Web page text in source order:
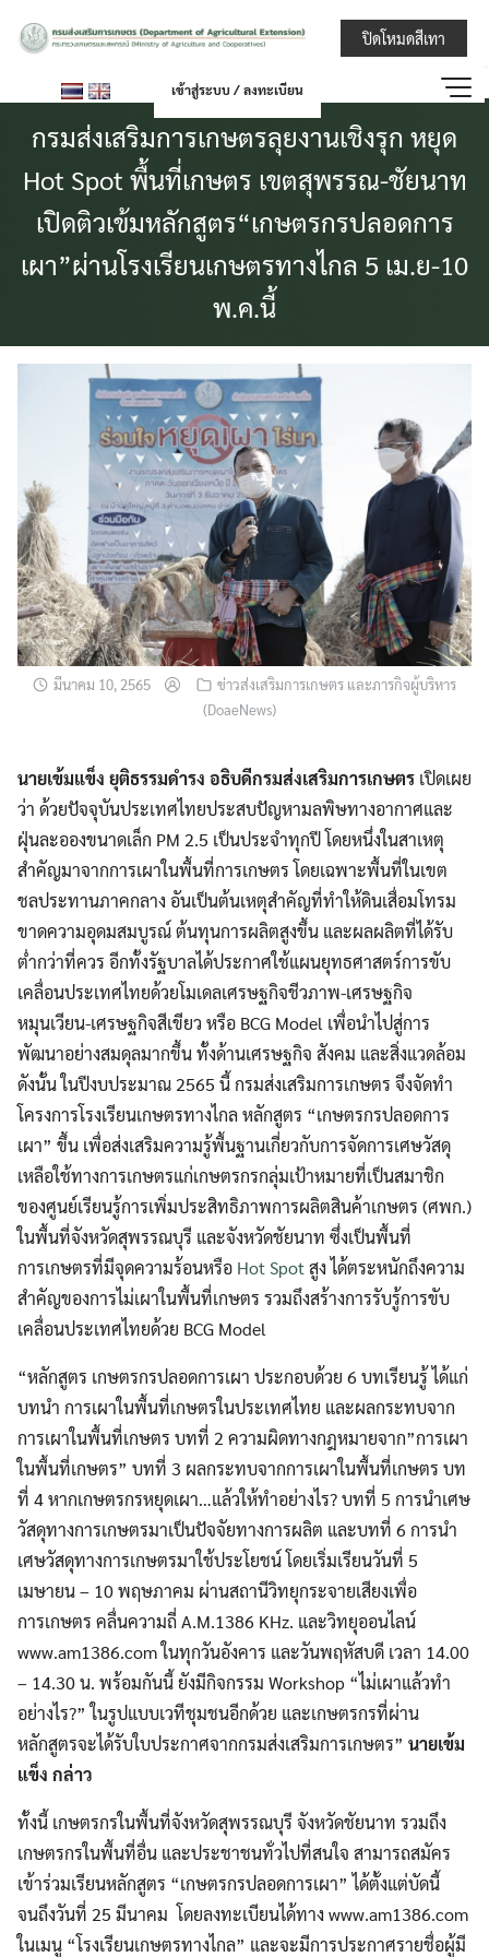
กรมส่งเสริมกา
เข้าสู่ระบบ / ลงทะเบียน
กรมส่งเสริมการเกษตรลุยงานเชิงรุก หยุด
Hot Spot พื้นที่เกษตร เขตสุพรรณ-ชัยนาท
เปิดติวเข้มหลักสูตร“เกษตรกรปลอดการ
เผา”ผ่านโรงเรียนเกษตรทางไกล 5 เม.ย-10
พ.ค.นี้
มีนาคม 10, 2565
ข่าวส่งเสริมการเกษตร และภารกิจผู้บริหาร
(DoaeNews)
นายเข้มแข็ง ยุติธรรมดำรง อธิบดีกรมส่งเสริมการเกษตร เปิดเผย
ว่า ด้วยปัจจุบันประเทศไทยประสบปัญหามลพิษทางอากาศและ
ฝุ่นละอองขนาดเล็ก PM 2.5 เป็นประจำทุกปี โดยหนึ่งในสาเหตุ
สำคัญมาจากการเผาในพื้นที่การเกษตร โดยเฉพาะพื้นที่ในเขต
ชลประทานภาคกลาง อันเป็นต้นเหตุสำคัญที่ทำให้ดินเสื่อมโทรม
ขาดความอุดมสมบูรณ์ ต้นทุนการผลิตสูงขึ้น และผลผลิตที่ได้รับ
ต่ำกว่าที่ควร อีกทั้งรัฐบาลได้ประกาศใช้แผนยุทธศาสตร์การขับ
เคลื่อนประเทศไทยด้วยโมเดลเศรษฐกิจชีวภาพ-เศรษฐกิจ
หมุนเวียน-เศรษฐกิจสีเขียว หรือ BCG Model เพื่อนำไปสู่การ
พัฒนาอย่างสมดุลมากขึ้น ทั้งด้านเศรษฐกิจ สังคม และสิ่งแวดล้อม
ดังนั้น ในปีงบประมาณ 2565 นี้ กรมส่งเสริมการเกษตร จึงจัดทำ
โครงการโรงเรียนเกษตรทางไกล หลักสูตร “เกษตรกรปลอดการ
เผา” ขึ้น เพื่อส่งเสริมความรู้พื้นฐานเกี่ยวกับการจัดการเศษวัสดุ
เหลือใช้ทางการเกษตรแก่เกษตรกรกลุ่มเป้าหมายที่เป็นสมาชิก
ของศูนย์เรียนรู้การเพิ่มประสิทธิภาพการผลิตสินค้าเกษตร (ศพก.)
ในพื้นที่จังหวัดสุพรรณบุรี และจังหวัดชัยนาท ซึ่งเป็นพื้นที่
การเกษตรที่มีจุดความร้อนหรือ Hot Spotสูง ได้ตระหนักถึงความ
สำคัญของการไม่เผาในพื้นที่เกษตร รวมถึงสร้างการรับรู้การขับ
เคลื่อนประเทศไทยด้วย BCG Model
“หลักสูตร เกษตรกรปลอดการเผา ประกอบด้วย 6 บทเรียนรู้ ได้แก่
บทนำ การเผาในพื้นที่เกษตรในประเทศไทย และผลกระทบจาก
การเผาในพื้นที่เกษตร บทที่ 2 ความผิดทางกฎหมายจาก”การเผา
ในพื้นที่เกษตร” บทที่ 3 ผลกระทบจากการเผาในพื้นที่เกษตร บท
ที่ 4 หากเกษตรกรหยุดเผา…แล้วให้ทำอย่างไร? บทที่ 5 การนำเศษ
วัสดุทางการเกษตรมาเป็นปัจจัยทางการผลิต และบทที่ 6 การนำ
เศษวัสดุทางการเกษตรมาใช้ประโยชน์ โดยเริ่มเรียนวันที่ 5
เมษายน – 10 พฤษภาคม ผ่านสถานีวิทยุกระจายเสียงเพื่อ
การเกษตร คลื่นความถี่ A.M.1386 KHz. และวิทยุออนไลน์
www.am1386.com ในทุกวันอังคาร และวันพฤหัสบดี เวลา 14.00
– 14.30 น. พร้อมกันนี้ ยังมีกิจกรรม Workshop “ไม่เผาแล้วทำ
อย่างไร?” ในรูปแบบเวทีชุมชนอีกด้วย และเกษตรกรที่ผ่าน
หลักสูตรจะได้รับใบประกาศจากกรมส่งเสริมการเกษตร” นายเข้ม
แข็ง กล่าว
ทั้งนี้ เกษตรกรในพื้นที่จังหวัดสุพรรณบุรี จังหวัดชัยนาท รวมถึง
เกษตรกรในพื้นที่อื่น และประชาชนทั่วไปที่สนใจ สามารถสมัคร
เข้าร่วมเรียนหลักสูตร “เกษตรกรปลอดการเผา” ได้ตั้งแต่บัดนี้
จนถึงวันที่ 25 มีนาคม โดยลงทะเบียนได้ทาง www.am1386.com
ในเมนู “โรงเรียนเกษตรทางไกล” และจะมีการประกาศรายชื่อผู้มี
ปิดโหมดสีเทา